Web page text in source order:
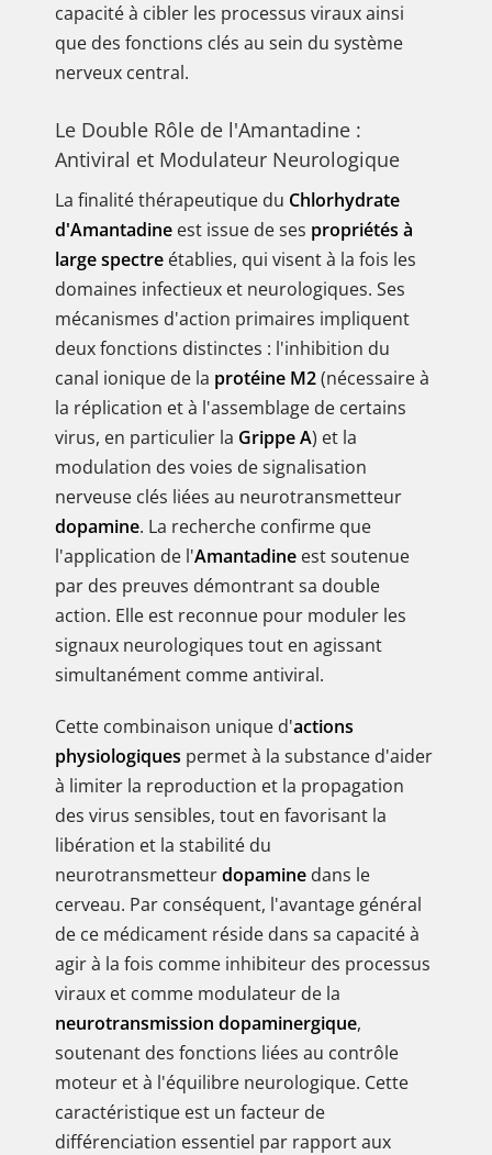
capacité à cibler les processus viraux ainsi
que des fonctions clés au sein du système
nerveux central.
Le Double Rôle de l'Amantadine :
Antiviral et Modulateur Neurologique
La finalité thérapeutique du Chlorhydrate
d'Amantadine est issue de ses propriétés à
large spectre établies, qui visent à la fois les
domaines infectieux et neurologiques. Ses
mécanismes d'action primaires impliquent
deux fonctions distinctes : l'inhibition du
canal ionique de la protéine M2(nécessaire à
la réplication et à l'assemblage de certains
virus, en particulier la Grippe A) et la
modulation des voies de signalisation
nerveuse clés liées au neurotransmetteur
dopamine. La recherche confirme que
l'application de l'Amantadine est soutenue
par des preuves démontrant sa double
action. Elle est reconnue pour moduler les
signaux neurologiques tout en agissant
simultanément comme antiviral.
Cette combinaison unique d'actions
physiologiques permet à la substance d'aider
à limiter la reproduction et la propagation
des virus sensibles, tout en favorisant la
libération et la stabilité du
neurotransmetteurdopamine dans le
cerveau. Par conséquent, l'avantage général
de ce médicament réside dans sa capacité à
agir à la fois comme inhibiteur des processus
viraux et comme modulateur de la
neurotransmission dopaminergique,
soutenant des fonctions liées au contrôle
moteur et à l'équilibre neurologique. Cette
caractéristique est un facteur de
différenciation essentiel par rapport aux